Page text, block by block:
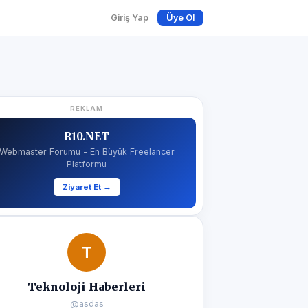
Giriş Yap Üye Ol
REKLAM
R10.NET
Forumu - En Büyük Freelancer
Platformu
Ziyaret Et →
T
Teknoloji Haberleri
@asdas